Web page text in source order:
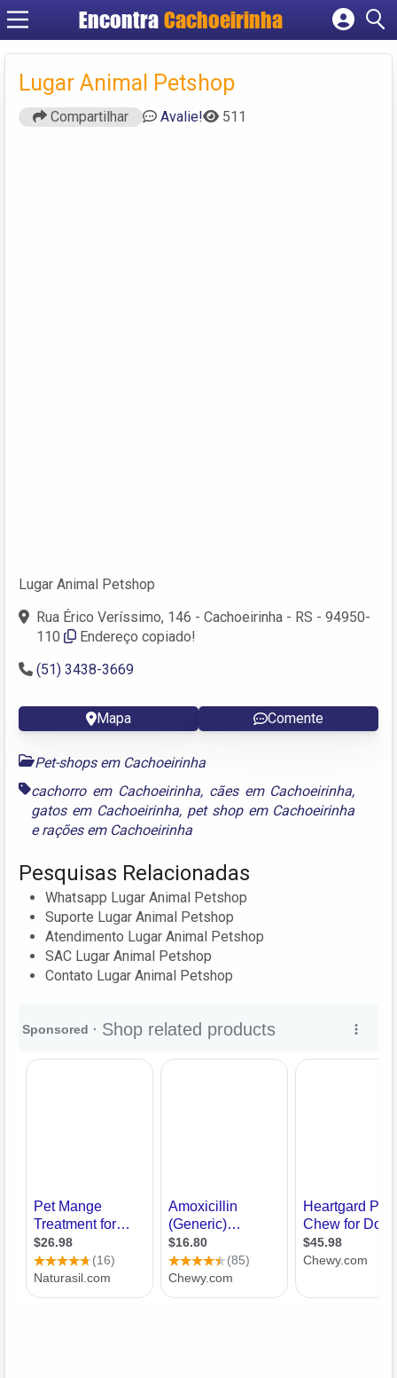
Encontra Cachoeirinha
Cadastrar empresa
Criar conta
Lugar Animal Petshop
Compartilhar Avalie! 511
Lugar Animal Petshop
Rua Érico Veríssimo, 146 - Cachoeirinha - RS - 94950-
110
Endereço copiado!
(51) 3438-3669
Mapa Comente
Pet-shops em Cachoeirinha
cachorro em Cachoeirinha, cães em Cachoeirinha,
gatos em Cachoeirinha, pet shop em Cachoeirinha
erações em Cachoeirinha
Pesquisas Relacionadas
Whatsapp Lugar Animal Petshop
Suporte Lugar Animal Petshop
Atendimento Lugar Animal Petshop
SAC Lugar Animal Petshop
Contato Lugar Animal Petshop